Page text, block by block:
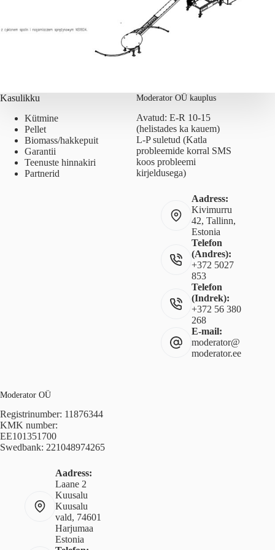
Kasulikku
Kütmine
Pellet
Biomass/hakkepuit
Garantii
Teenuste hinnakiri
Partnerid
Moderator OÜ kauplus
Avatud: E-R 10-15
(helistades ka kauem)
L-P suletud (Katla
probleemide korral SMS
koos probleemi
kirjeldusega)
Aadress:
Kivimurru
42, Tallinn,
Estonia
Telefon
(Andres):
+372 5027
853
Telefon
(Indrek):
+372 56 380
268
E-mail:
moderator@
moderator.ee
Moderator OÜ
Registrinumber: 11876344
KMK number:
EE101351700
Swedbank: 221048974265
Aadress:
Laane 2
Kuusalu
Kuusalu
vald, 74601
Harjumaa
Estonia